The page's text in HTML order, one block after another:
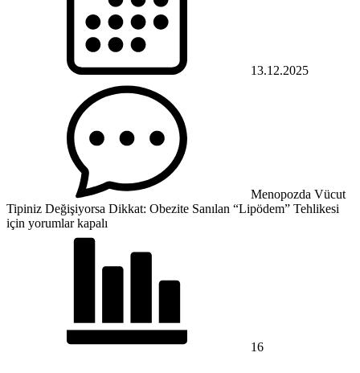
13.12.2025
Menopozda Vücut
Tipiniz Değişiyorsa Dikkat: Obezite Sanılan “Lipödem” Tehlikesi
için yorumlar kapalı
16